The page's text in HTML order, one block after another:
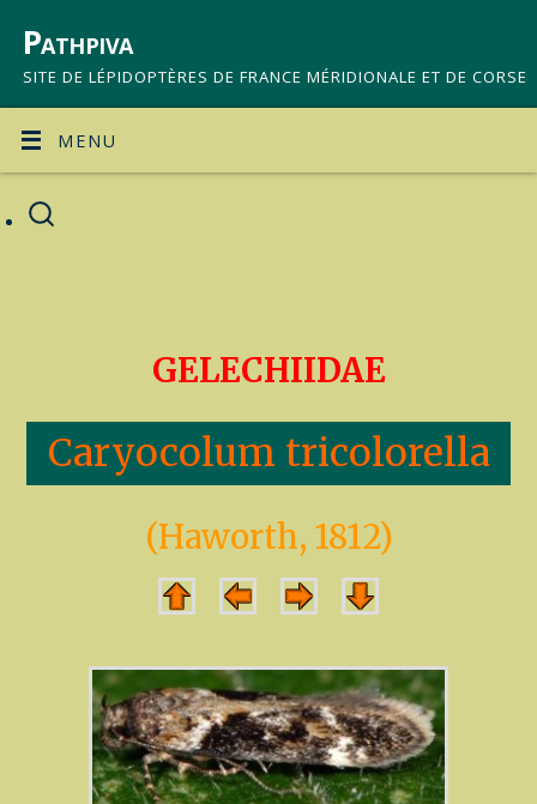
Pathpiva
SITE DE LÉPIDOPTÈRES DE FRANCE MÉRIDIONALE ET DE CORSE
MENU
GELECHIIDAE
Caryocolum tricolorella
(Haworth, 1812)